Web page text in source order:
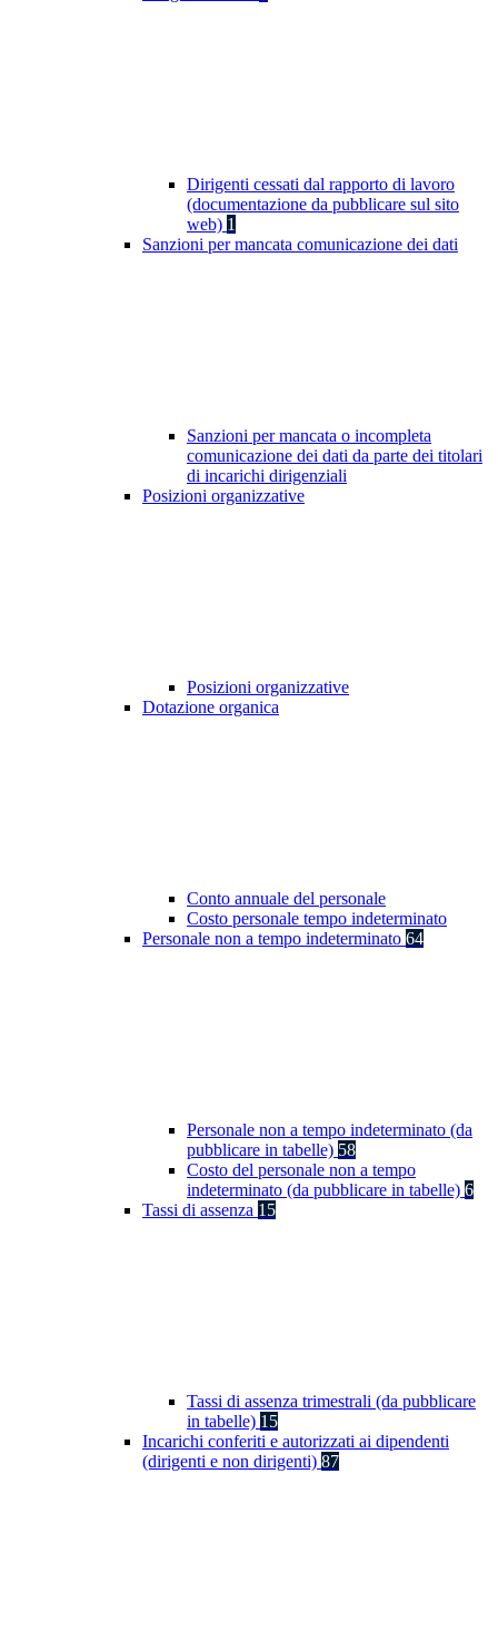
Dirigenti cessati dal rapporto di lavoro
(documentazione da pubblicare sul sito
web) 1
Sanzioni per mancata comunicazione dei dati
Sanzioni per mancata o incompleta
comunicazione dei dati da parte dei titolari
di incarichi dirigenziali
Posizioni organizzative
Posizioni organizzative
Dotazione organica
Conto annuale del personale
Costo personale tempo indeterminato
Personale non a tempo indeterminato 64
Personale non a tempo indeterminato (da
pubblicare in tabelle) 58
Costo del personale non a tempo
indeterminato (da pubblicare in tabelle) 6
Tassi di assenza 15
Tassi di assenza trimestrali (da pubblicare
in tabelle) 15
Incarichi conferiti e autorizzati ai dipendenti
(dirigenti e non dirigenti) 87